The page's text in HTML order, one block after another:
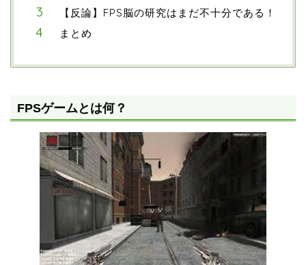
【反論】FPS脳の研究はまだ不十分である！
まとめ
FPSゲームとは何？